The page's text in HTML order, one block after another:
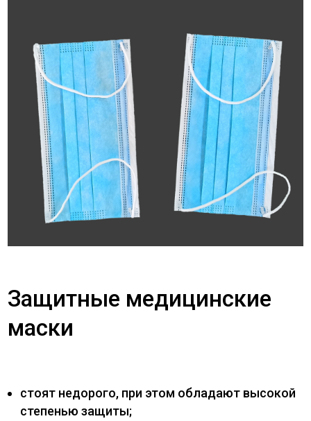
Защитные медицинские
маски
стоят недорого, при этом обладают высокой
степенью защиты;